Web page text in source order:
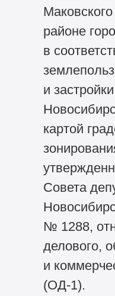
районе
в
и
картой
Совета
№ 1288,
делового,
и
(ОД-1).